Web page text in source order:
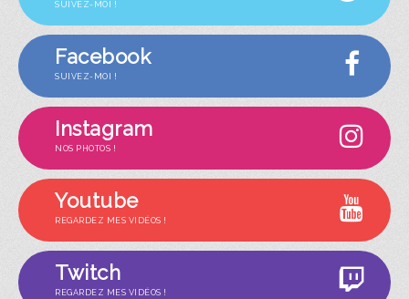
SUIVEZ-MOI !
Facebook
SUIVEZ-MOI !
Instagram
NOS PHOTOS !
Youtube
REGARDEZ MES VIDÉOS !
Twitch
REGARDEZ MES VIDÉOS !